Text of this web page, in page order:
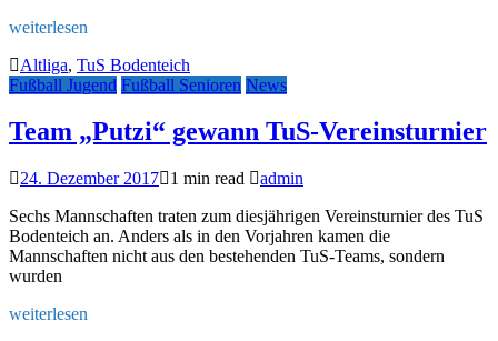
weiterlesen
Altliga, TuS Bodenteich
Fußball Jugend Fußball Senioren News
Team „Putzi“ gewann TuS-Vereinsturnier
24. Dezember 2017 1 min read
admin
Sechs Mannschaften traten zum diesjährigen Vereinsturnier des TuS
Bodenteich an. Anders als in den Vorjahren kamen die
Mannschaften nicht aus den bestehenden TuS-Teams, sondern
wurden
weiterlesen